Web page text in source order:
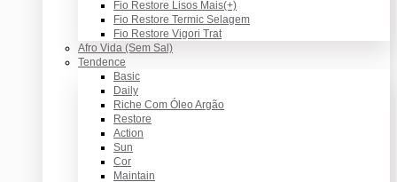
Fio Restore Lisos Mais(+)
Fio Restore Termic Selagem
Fio Restore Vigori Trat
Afro Vida (Sem Sal)
Tendence
Basic
Daily
Riche Com Óleo Argão
Restore
Action
Sun
Cor
Maintain